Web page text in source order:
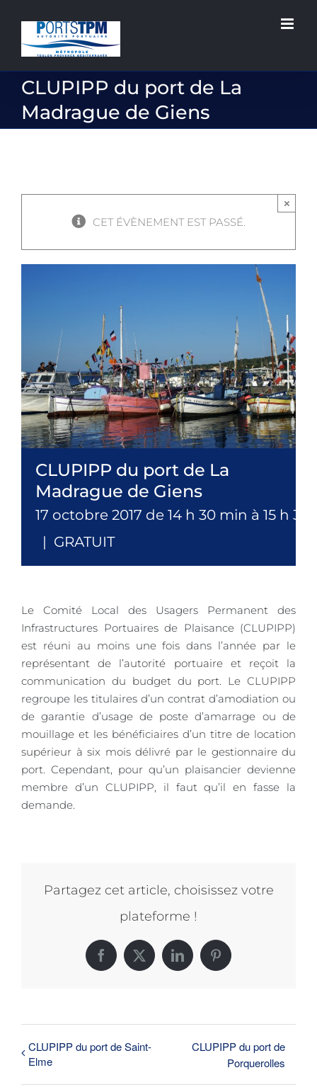
contenu
CLUPIPP du port de La
Madrague de Giens
CET ÉVÈNEMENT EST PASSÉ.
×
CLUPIPP du port de La
Madrague de Giens
17 octobre 2017 de 14 h 30 min à 15 h 30
| GRATUIT
Le Comité Local des Usagers Permanent des
Infrastructures Portuaires de Plaisance (CLUPIPP)
est réuni au moins une fois dans l’année par le
représentant de l’autorité portuaire et reçoit la
communication du budget du port. Le CLUPIPP
regroupe les titulaires d’un contrat d’amodiation ou
de garantie d’usage de poste d’amarrage ou de
mouillage et les bénéficiaires d’un titre de location
supérieur à six mois délivré par le gestionnaire du
port. Cependant, pour qu’un plaisancier devienne
membre d’un CLUPIPP, il faut qu’il en fasse la
demande.
Partagez cet article, choisissez votre
plateforme !
Facebook
X LinkedInPinterest
CLUPIPP du port de Saint-
Elme
CLUPIPP du port de
Porquerolles